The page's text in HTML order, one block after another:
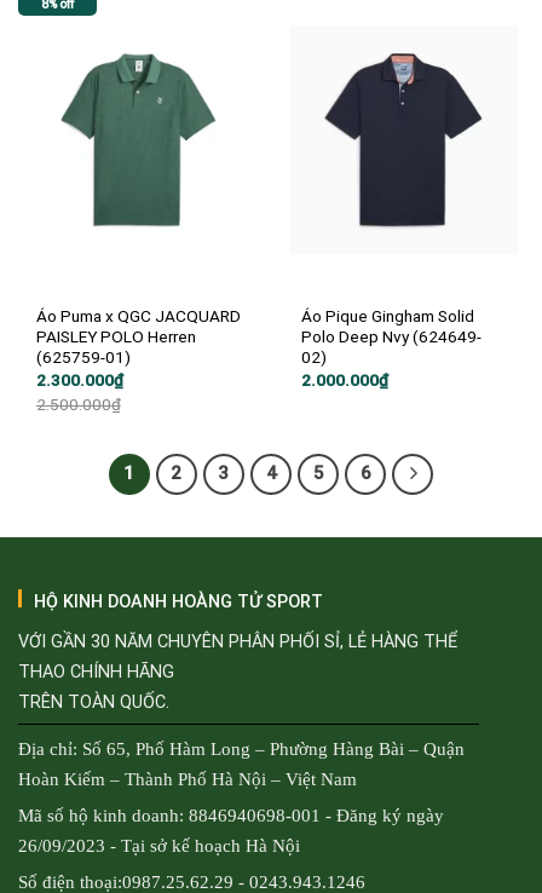
8% off
Áo Puma x QGC JACQUARD
PAISLEY POLO Herren
(625759-01)
2.500.000₫
Giá
là:
2.300.000₫
Giá
tại
Áo Pique Gingham Solid
Polo Deep Nvy (624649-
02)
2.000.000₫
1 2 3 4 5 6
HỘ KINH DOANH HOÀNG TỬ SPORT
VỚI GẦN 30 NĂM CHUYÊN PHÂN PHỐI SỈ, LẺ HÀNG THỂ
THAO CHÍNH HÃNG
TRÊN TOÀN QUỐC.
Địa chỉ: Số 65, Phố Hàm Long – Phường Hàng Bài – Quận
Hoàn Kiếm – Thành Phố Hà Nội – Việt Nam
Mã số hộ kinh doanh: 8846940698-001 - Đăng ký ngày
26/09/2023 - Tại sở kế hoạch Hà Nội
Số điện thoại:0987.25.62.29 - 0243.943.1246